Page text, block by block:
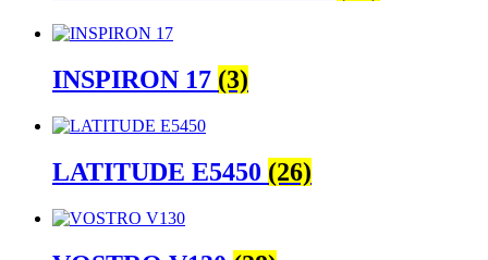
INSPIRON 17 (3)
LATITUDE E5450 (26)